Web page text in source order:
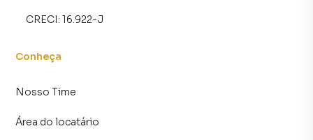
1 banheiro social, de fácil acesso e com bom espaço
CRECI: 16.922-J
Conheça
Nosso Time
Área do locatário